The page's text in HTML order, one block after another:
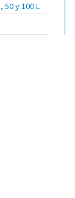
50 y 100 L